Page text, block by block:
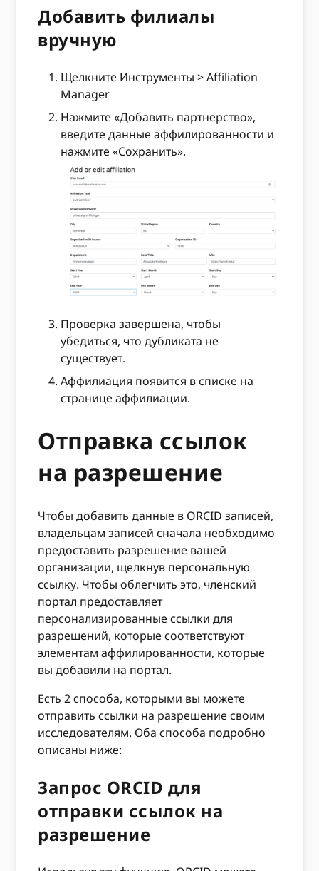
Добавить филиалы
вручную
Щелкните Инструменты > Affiliation
Manager
Нажмите «Добавить партнерство»,
введите данные аффилированности и
нажмите «Сохранить».
Проверка завершена, чтобы
убедиться, что дубликата не
существует.
Аффилиация появится в списке на
странице аффилиации.
Отправка ссылок
на разрешение
Чтобы добавить данные в ORCID записей,
владельцам записей сначала необходимо
предоставить разрешение вашей
организации, щелкнув персональную
ссылку. Чтобы облегчить это, членский
портал предоставляет
персонализированные ссылки для
разрешений, которые соответствуют
элементам аффилированности, которые
вы добавили на портал.
Есть 2 способа, которыми вы можете
отправить ссылки на разрешение своим
исследователям. Оба способа подробно
описаны ниже:
Запрос ORCID для
отправки ссылок на
разрешение